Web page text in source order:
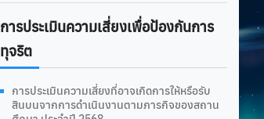
การประเมินความเสี่ยงเพื่อป้องกันการ
ทุจริต
การประเมินความเสี่ยงที่อาจเกิดการให้หรือรับ
สินบนจากการดำเนินงานตามภารกิจของสถาน